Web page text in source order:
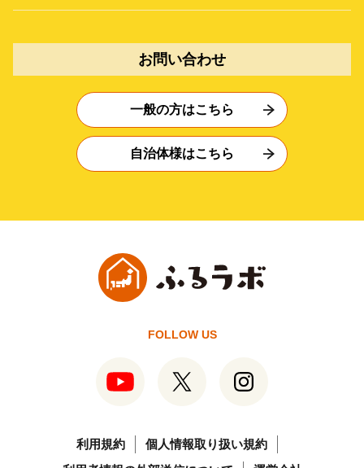
お問い合わせ
一般の方はこちら
自治体様はこちら
FOLLOW US
利用規約
個人情報取り扱い規約